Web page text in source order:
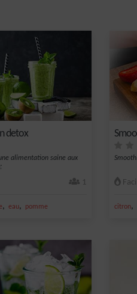
detox
alimentation saine aux
1
, eau, pomme citron,